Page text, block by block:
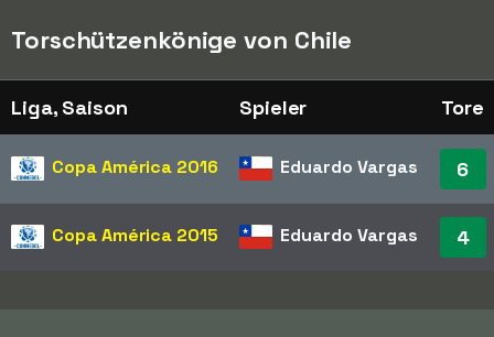
Torschützenkönige von Chile
Liga, Saison Spieler Tore
Copa América 2016 Eduardo Vargas 6
Copa América 2015 Eduardo Vargas 4